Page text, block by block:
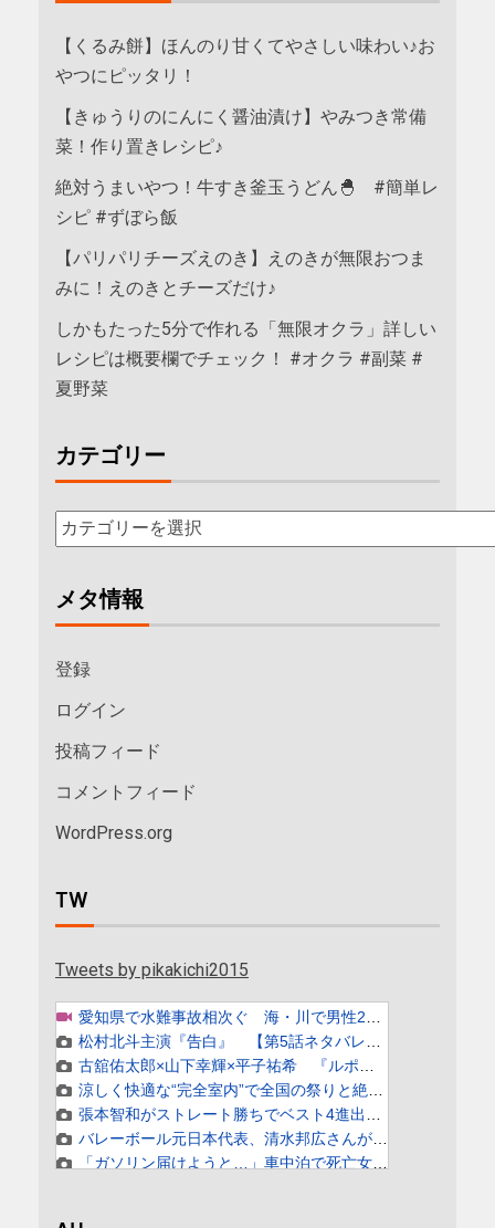
【くるみ餅】ほんのり甘くてやさしい味わい♪お
やつにピッタリ！
【きゅうりのにんにく醤油漬け】やみつき常備
菜！作り置きレシピ♪
絶対うまいやつ！牛すき釜玉うどん🐣 #簡単レ
シピ #ずぼら飯
【パリパリチーズえのき】えのきが無限おつま
みに！えのきとチーズだけ♪
しかもたった5分で作れる「無限オクラ」詳しい
レシピは概要欄でチェック！ #オクラ #副菜 #
夏野菜
カテゴリー
メタ情報
登録
ログイン
投稿フィード
コメントフィード
WordPress.org
TW
Tweets by pikakichi2015